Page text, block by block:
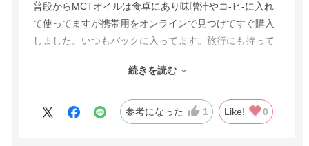
普段からMCTオイルは食卓にあり味噌汁やコ-ヒ-に入れ
て使ってますが携帯用をオンラインで見つけてすぐ購入
しました。いつもバックに入ってます。旅行にも持って
オイルは味がほとんどなく、さまざまなMCTオイルを試
のMCTオイルが一番合いました。手放せません。
続きを読む
参考になった 1 Like! 0